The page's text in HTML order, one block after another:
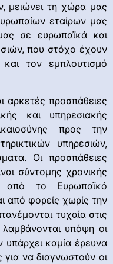
μειώνει τη χώρα μας
εταίρων μας
σε ευρωπαϊκά και
που στόχο έχουν
τον εμπλουτισμό
αρκετές προσπάθειες
και υπηρεσιακής
προς την
υπηρεσιών,
Οι προσπάθειες
σύντομης χρονικής
από το Ευρωπαϊκό
από φορείς χωρίς την
τυχαία στις
υπόψη οι
καμία έρευνα
για να διαγνωστούν οι